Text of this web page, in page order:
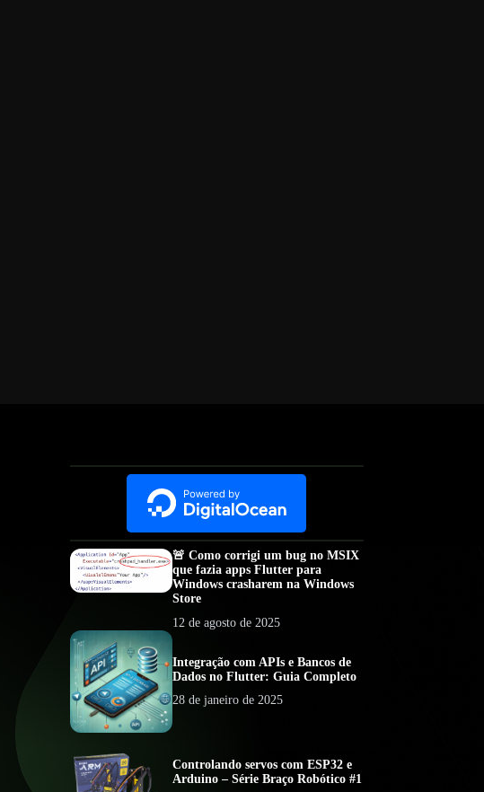
🚨 Como corrigi um bug no MSIX
que fazia apps Flutter para
Windows crasharem na Windows
Store
12 de agosto de 2025
Integração com APIs e Bancos de
Dados no Flutter: Guia Completo
28 de janeiro de 2025
Controlando servos com ESP32 e
Arduino – Série Braço Robótico #1